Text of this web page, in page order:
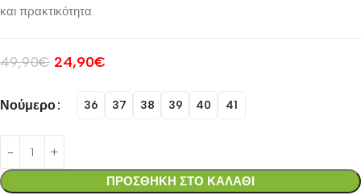
και πρακτικότητα.
49,90€ 24,90€
Νούμερο 36 37 38 39 40 41
ΠΡΟΣΘΗΚΗ ΣΤΟ ΚΑΛΑΘΙ